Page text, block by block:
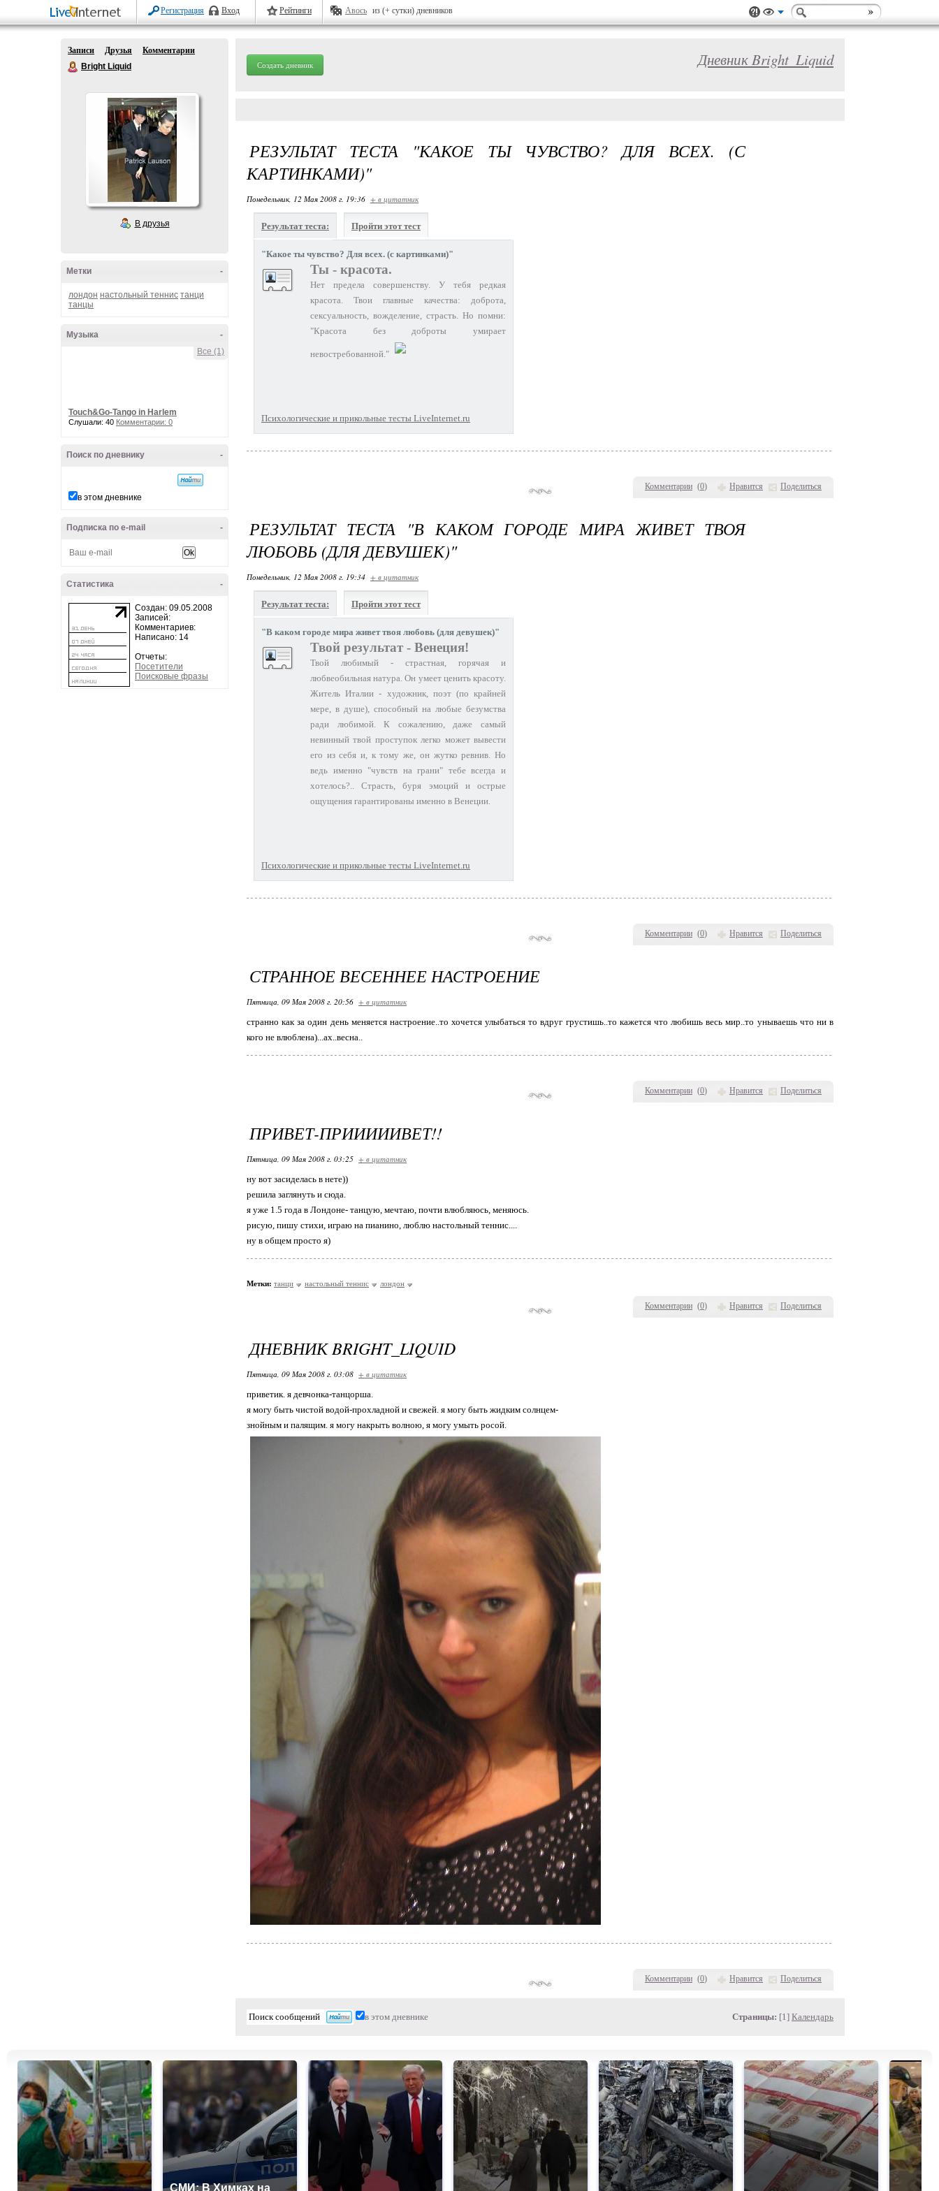
Регистрация Вход Рейтинги Авось из (+ сутки) дневников
Записи Друзья
Комментарии
Bright Liquid
В друзья
-
Метки
лондон настольный теннис танци
танцы
-
Музыка
Все (1)
Touch&Go-Tango in Harlem
Слушали: 40 Комментарии: 0
-
Поиск по дневнику
в этом дневнике
-
Подписка по e-mail
-
Статистика
Создан: 09.05.2008
Записей:
Комментариев:
Написано: 14
Отчеты:
Посетители
Поисковые фразы
Создать дневник Дневник Bright_Liquid
Комментарии (0) Нравится Поделиться
РЕЗУЛЬТАТ ТЕСТА "КАКОЕ ТЫ ЧУВСТВО? ДЛЯ ВСЕХ. (С
КАРТИНКАМИ)"
Понедельник, 12 Мая 2008 г. 19:36 + в цитатник
Результат теста: Пройти этот тест
"Какое ты чувство? Для всех. (с картинками)"
Ты - красота.
Нет предела совершенству. У тебя редкая
красота. Твои главные качества: доброта,
сексуальность, вожделение, страсть. Но помни:
"Красота без доброты умирает
невостребованной."
Психологические и прикольные тесты LiveInternet.ru
Комментарии (0) Нравится Поделиться
РЕЗУЛЬТАТ ТЕСТА "В КАКОМ ГОРОДЕ МИРА ЖИВЕТ ТВОЯ
ЛЮБОВЬ (ДЛЯ ДЕВУШЕК)"
Понедельник, 12 Мая 2008 г. 19:34 + в цитатник
Результат теста: Пройти этот тест
"В каком городе мира живет твоя любовь (для девушек)"
Твой результат - Венеция!
Твой любимый - страстная, горячая и
любвеобильная натура. Он умеет ценить красоту.
Житель Италии - художник, поэт (по крайней
мере, в душе), способный на любые безумства
ради любимой. К сожалению, даже самый
невинный твой проступок легко может вывести
его из себя и, к тому же, он жутко ревнив. Но
ведь именно "чувств на грани" тебе всегда и
хотелось?.. Страсть, буря эмоций и острые
ощущения гарантированы именно в Венеции.
Психологические и прикольные тесты LiveInternet.ru
Комментарии (0) Нравится Поделиться
СТРАННОЕ ВЕСЕННЕЕ НАСТРОЕНИЕ
Пятница, 09 Мая 2008 г. 20:56 + в цитатник
странно как за один день меняется настроение..то хочется улыбаться то вдруг грустишь..то кажется что любишь весь мир..то унываешь что ни в
кого не влюблена)...ах..весна..
Комментарии (0) Нравится Поделиться
ПРИВЕТ-ПРИИИИИВЕТ!!
Пятница, 09 Мая 2008 г. 03:25 + в цитатник
ну вот засиделась в нете))
решила заглянуть и сюда.
я уже 1.5 года в Лондоне- танцую, мечтаю, почти влюбляюсь, меняюсь.
рисую, пишу стихи, играю на пианино, люблю настольный теннис....
ну в общем просто я)
Метки: танци настольный теннис лондон
Комментарии (0) Нравится Поделиться
ДНЕВНИК BRIGHT_LIQUID
Пятница, 09 Мая 2008 г. 03:08 + в цитатник
приветик. я девчoнка-танцорша.
я могу быть чистой водой-прохладной и свежей. я могу быть жидким солнцем-
знойным и палящим. я могу накрыть волною, я могу умыть росой.
в этом дневнике Страницы: [1] Календарь
СМИ: В Химках на